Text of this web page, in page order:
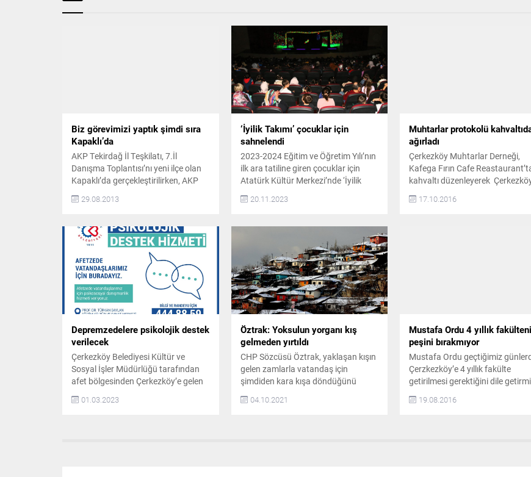
Biz görevimizi yaptık şimdi sıra
Kapaklı’da
AKP Tekirdağ İl Teşkilatı, 7.İl
Danışma Toplantısı’nı yeni ilçe olan
Kapaklı’da gerçekleştirilirken, AKP
Tekirdağ Milletvekilleri Ziyaeddin
Akbulut ve Özlem Yemişçi’nin de
yerel seçimler ile Mısır ve Suriye’de
yaşanan olaylar üzerinde duruldu.
AKP İl Başkanı Ahmet Kambur ve
Akbulut yaptıkları konuşmada, aday
olacak isme tüm partililerin destek...
29.08.2013
‘İyilik Takımı’ çocuklar için
sahnelendi
2023-2024 Eğitim ve Öğretim Yılı’nın
ilk ara tatiline giren çocuklar için
Atatürk Kültür Merkezi’nde ‘İyilik
Takımı’ adlı çocuk tiyatrosu
sahnelendi Ara tatiline giren
çocuk tiyatrosunun iki seans halinde
Atatürk Kültür Merkezi’nde
sahnelendiğini belirten Çerkezköy
Belediye Başkanı Vahap Akay, “Eylül
ayı başında 2023-2024 Eğitim ve
Öğretim...
20.11.2023
Muhtarlar protokolü
ağırladı
Çerkezköy Muhtarlar Derneği,
Kafega Fırın Cafe
kahvaltı düzenleyerek
Kaymakamı Metin Kubilay,
Çerkezköy Belediye Başkanı
17.10.2016
Depremzedelere psikolojik destek
verilecek
Çerkezköy Belediyesi Kültür ve
Sosyal İşler Müdürlüğü tarafından
afet bölgesinden Çerkezköy’e gelen
depremzedeler için Prof. Dr. Türkan
Saylan Eğitim, Kültür ve Sanat
01.03.2023
Öztrak: Yoksulun yorganı kış
gelmeden yırtıldı
CHP Sözcüsü Öztrak, yaklaşan kışın
gelen zamlarla vatandaş için
şimdiden kara kışa döndüğünü
belirterek, “Benzinin vergisiz fiyatına
29 kuruş, LPG’ye 71 kuruş zam
04.10.2021
Mustafa Ordu 4 yıllık
peşini bırakmıyor
Mustafa Ordu geçtiğimiz
Çerzkezköy’e 4 yıllık fakülte
getirilmesi gerektiğini dile
eski Devlet Hastanesi’nin
Namık Kemal Üniversitesi’ne
19.08.2016